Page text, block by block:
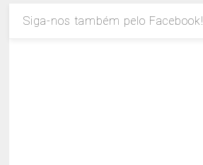
Siga-nos também pelo Facebook!